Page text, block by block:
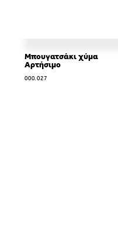
Μπουγατσάκι χύμα
Αρτήσιμο
000.027